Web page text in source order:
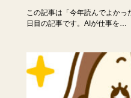
この記事は「今年読んでよか
日目の記事です。AIが仕事を…